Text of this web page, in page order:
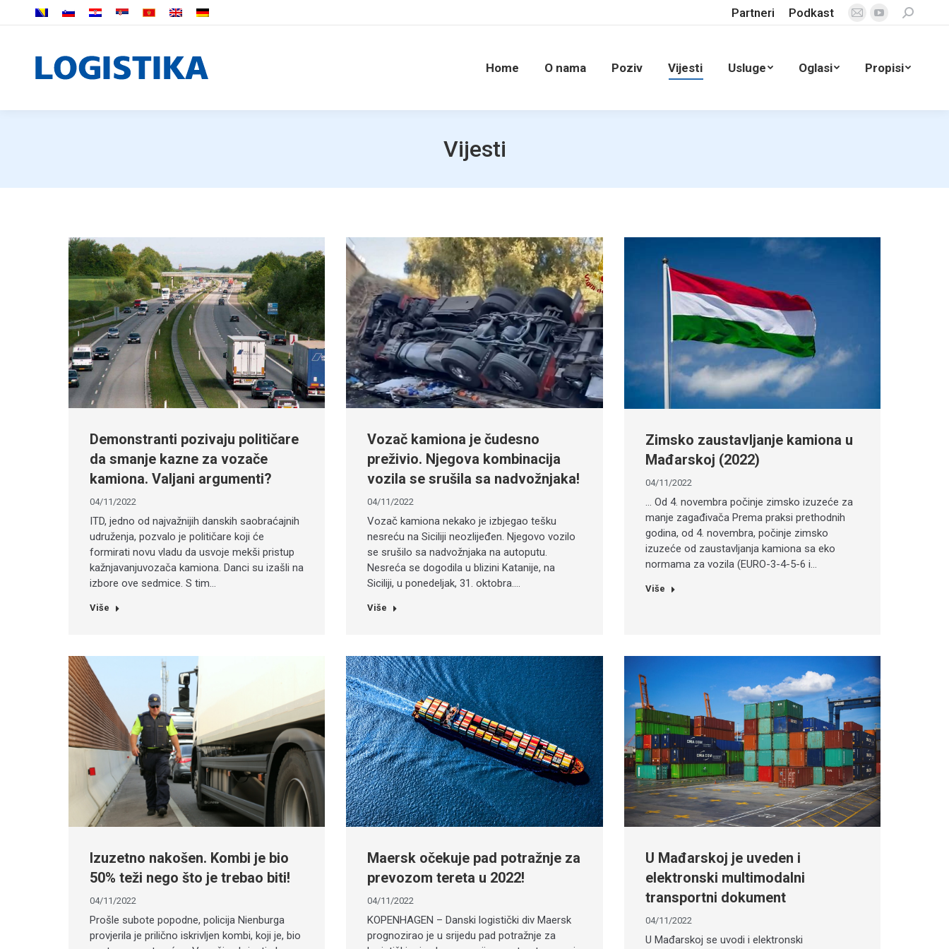
Partneri Podkast
Mail
window
YouTube
in
window
Search:
Home O nama Poziv Vijesti Usluge Oglasi Propisi
Vijesti
Demonstranti pozivaju političare
da smanje kazne za vozače
kamiona. Valjani argumenti?
04/11/2022
ITD, jedno od najvažnijih danskih saobraćajnih
udruženja, pozvalo je političare koji će
formirati novu vladu da usvoje mekši pristup
kažnjavanjuvozača kamiona. Danci su izašli na
izbore ove sedmice. S tim…
Više
Vozač kamiona je čudesno
preživio. Njegova kombinacija
vozila se srušila sa nadvožnjaka!
04/11/2022
Vozač kamiona nekako je izbjegao tešku
nesreću na Siciliji neozlijeđen. Njegovo vozilo
se srušilo sa nadvožnjaka na autoputu.
Nesreća se dogodila u blizini Katanije, na
Siciliji, u ponedeljak, 31. oktobra.…
Više
Zimsko zaustavljanje kamiona u
Mađarskoj (2022)
04/11/2022
… Od 4. novembra počinje zimsko izuzeće za
manje zagađivača Prema praksi prethodnih
godina, od 4. novembra, počinje zimsko
izuzeće od zaustavljanja kamiona sa eko
normama za vozila (EURO-3-4-5-6 i…
Više
Izuzetno nakošen. Kombi je bio
50% teži nego što je trebao biti!
04/11/2022
Prošle subote popodne, policija Nienburga
provjerila je prilično iskrivljen kombi, koji je, bio
Maersk očekuje pad potražnje za
prevozom tereta u 2022!
04/11/2022
KOPENHAGEN – Danski logistički div Maersk
prognozirao je u srijedu pad potražnje za
U Mađarskoj je uveden i
elektronski multimodalni
transportni dokument
04/11/2022
U Mađarskoj se uvodi i elektronski